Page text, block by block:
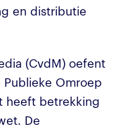
en distributie
(CvdM) oefent
Omroep
heeft betrekking
De